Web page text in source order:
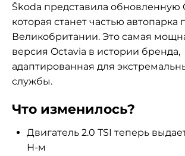
Škoda представила обновленную
которая станет частью автопарка
Великобритании. Это самая
версия Octavia в истории бренда,
адаптированная для
службы.
Что изменилось?
Двигатель 2.0 TSI теперь
Н-м